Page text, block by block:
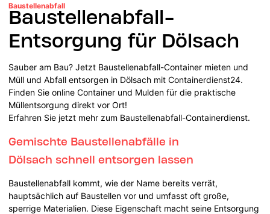
Baustellenabfall
Baustellenabfall-
Entsorgung für Dölsach
Sauber am Bau? Jetzt Baustellenabfall-Container mieten und
Müll und Abfall entsorgen in Dölsach mit Containerdienst24.
Finden Sie online Container und Mulden für die praktische
Müllentsorgung direkt vor Ort!
Erfahren Sie jetzt mehr zum Baustellenabfall-Containerdienst.
Gemischte Baustellenabfälle in
Dölsach schnell entsorgen lassen
Baustellenabfall kommt, wie der Name bereits verrät,
hauptsächlich auf Baustellen vor und umfasst oft große,
sperrige Materialien. Diese Eigenschaft macht seine Entsorgung